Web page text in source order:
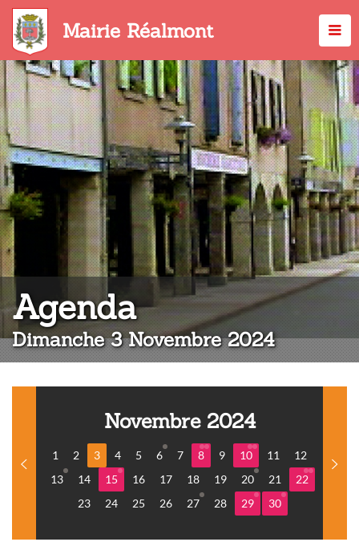
Aller
contenu
principal
Mairie Réalmont
Agenda:
Dimanche 3 Novembre 2024
Novembre 2024
1 2 3 4 5 6 7 8 9 10 11
12
13
14 15 16 17 18 19 20 21
22
23
24 25 26 27 28 29 30